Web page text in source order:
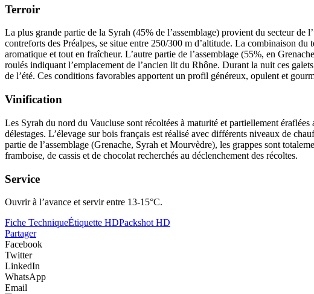
Terroir
La plus grande partie de la Syrah (45% de l’assemblage) provient du secteur de
contreforts des Préalpes, se situe entre 250/300 m d’altitude. La combinaison du
aromatique et tout en fraîcheur. L’autre partie de l’assemblage (55%, en
roulés indiquant l’emplacement de l’ancien lit du Rhône. Durant la nuit ces
de l’été. Ces conditions favorables apportent un profil généreux, opulent et
Vinification
Les Syrah du nord du Vaucluse sont récoltées à maturité et partiellement
délestages. L’élevage sur bois français est réalisé avec différents niveaux de
partie de l’assemblage (Grenache, Syrah et Mourvèdre), les grappes sont
framboise, de cassis et de chocolat recherchés au déclenchement des récoltes.
Service
Ouvrir à l’avance et servir entre 13-15°C.
Fiche TechniqueÉtiquette HDPackshot HD
Partager
Facebook
Twitter
LinkedIn
WhatsApp
Email